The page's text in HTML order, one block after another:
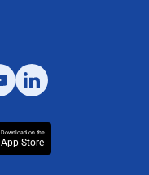
Download on the
App Store